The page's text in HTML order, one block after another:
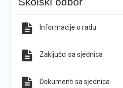
Informacije o radu
Zaključci sa sjednica
Dokumenti sa sjednica